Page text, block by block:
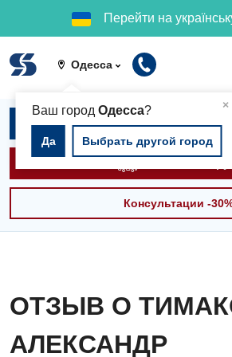
Перейти на
Одесса
×
Ваш город Одесса?
Да Выбрать другой город
Записаться на
Вызвать
Консультации -
ОТЗЫВ О
АЛЕКСАНДР